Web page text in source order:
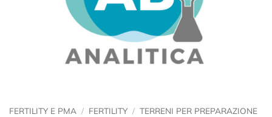
FERTILITY E PMA / FERTILITY / TERRENI PER PREPARAZIONE